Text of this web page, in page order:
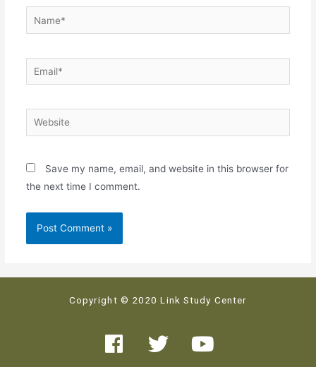
Save my name, email, and website in this browser for
the next time I comment.
Copyright © 2020 Link Study Center